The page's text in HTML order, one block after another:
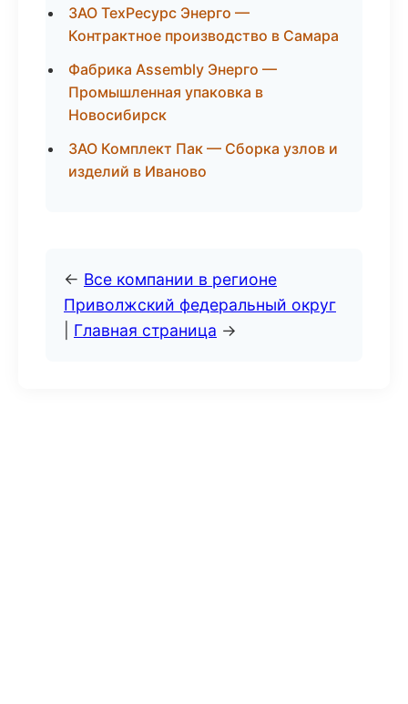
ЗАО ТехРесурс Энерго —
Контрактное производство в Самара
Фабрика Assembly Энерго —
Промышленная упаковка в
Новосибирск
ЗАО Комплект Пак — Сборка узлов и
изделий в Иваново
← Все компании в регионе
Приволжский федеральный округ
Главная страница →